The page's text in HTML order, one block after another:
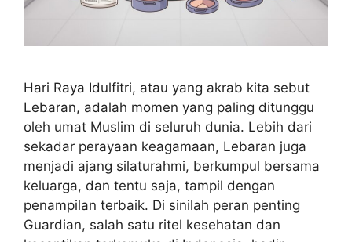
Hari Raya Idulfitri, atau yang akrab kita sebut
Lebaran, adalah momen yang paling ditunggu
oleh umat Muslim di seluruh dunia. Lebih dari
sekadar perayaan keagamaan, Lebaran juga
menjadi ajang silaturahmi, berkumpul bersama
keluarga, dan tentu saja, tampil dengan
penampilan terbaik. Di sinilah peran penting
Guardian, salah satu ritel kesehatan dan